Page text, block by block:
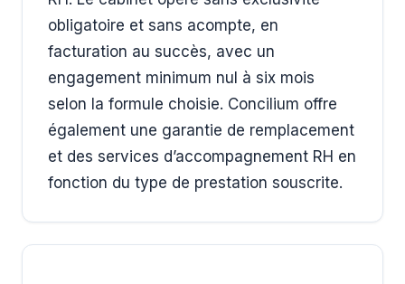
obligatoire et sans acompte, en
facturation au succès, avec un
engagement minimum nul à six mois
selon la formule choisie. Concilium offre
également une garantie de remplacement
et des services d’accompagnement RH en
fonction du type de prestation souscrite.